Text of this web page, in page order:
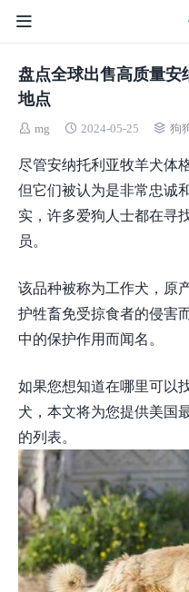
盘点全球出售高质量安
地点
mg 2024-05-25 狗
尽管安纳托利亚牧羊犬体
但它们被认为是非常忠诚
实，许多爱狗人士都在寻
员。
该品种被称为工作犬，原
护牲畜免受掠食者的侵害
中的保护作用而闻名。
如果您想知道在哪里可以
犬，本文将为您提供美国
的列表。